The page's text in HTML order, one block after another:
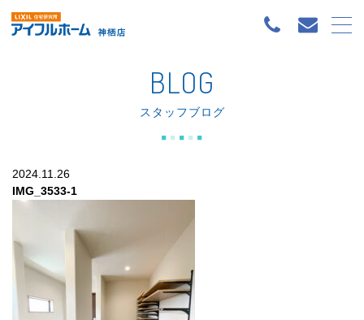
BLOG
スタッフブログ
2024.11.26
IMG_3533-1